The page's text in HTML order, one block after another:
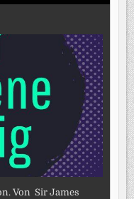
Von Sir James